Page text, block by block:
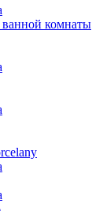
комнаты